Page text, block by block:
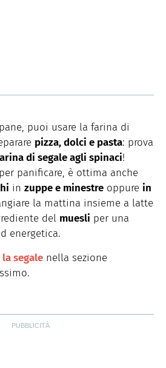
puoi usare la farina di
pizza, dolci e pasta: prova
di segale agli spinaci!
panificare, è ottima anche
in zuppe e minestre oppure in
la mattina insieme a latte
del muesli per una
energetica.
segale nella sezione